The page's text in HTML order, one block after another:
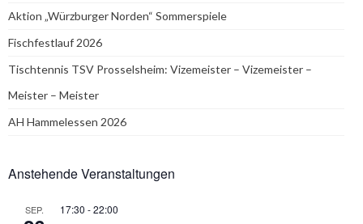
Aktion „Würzburger Norden“ Sommerspiele
Fischfestlauf 2026
Tischtennis TSV Prosselsheim: Vizemeister – Vizemeister –
Meister – Meister
AH Hammelessen 2026
Anstehende Veranstaltungen
SEP. 17:30 -22:00